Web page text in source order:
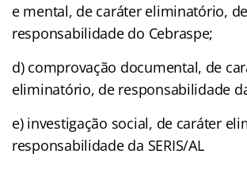
e mental, de caráter eliminatório, de
responsabilidade do Cebraspe;
d) comprovação documental, de
eliminatório, de responsabilidade da
e) investigação social, de caráter
responsabilidade da SERIS/AL